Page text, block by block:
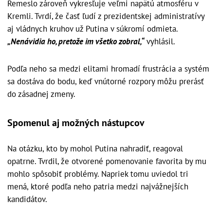
Remeslo zároveň vykresľuje veľmi napätú atmosféru v
Kremli. Tvrdí, že časť ľudí z prezidentskej administratívy
aj vládnych kruhov už Putina v súkromí odmieta.
„Nenávidia ho, pretože im všetko zobral,“vyhlásil.
Podľa neho sa medzi elitami hromadí frustrácia a systém
sa dostáva do bodu, keď vnútorné rozpory môžu prerásť
do zásadnej zmeny.
Spomenul aj možných nástupcov
Na otázku, kto by mohol Putina nahradiť, reagoval
opatrne. Tvrdil, že otvorené pomenovanie favorita by mu
mohlo spôsobiť problémy. Napriek tomu uviedol tri
mená, ktoré podľa neho patria medzi najvážnejších
kandidátov.